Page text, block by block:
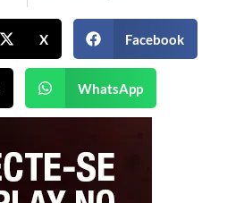
X Facebook
WhatsApp